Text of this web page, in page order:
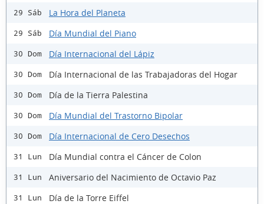
29 Sáb La Hora del Planeta
29 Sáb Día Mundial del Piano
30 Dom Día Internacional del Lápiz
30 Dom Día Internacional de las Trabajadoras del Hogar
30 Dom Día de la Tierra Palestina
30 Dom Día Mundial del Trastorno Bipolar
30 Dom Día Internacional de Cero Desechos
31 Lun Día Mundial contra el Cáncer de Colon
31 Lun Aniversario del Nacimiento de Octavio Paz
31 Lun Día de la Torre Eiffel